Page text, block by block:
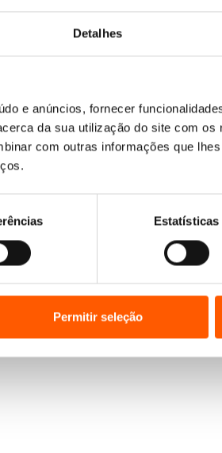
Detalhes
e anúncios, fornecer
da sua utilização do site com
com outras informações que
Estatísticas
Permitir seleção
de leitura — Dia Internacional do